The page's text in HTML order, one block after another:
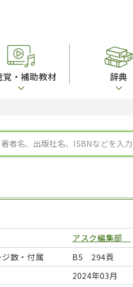
向け
・聴解
作
語能力試験対策
日
定
覚・補助教材
・子ども向け補助
辞典
イン語辞典
トガル語辞典
ロ
・用字用語辞典 比
意味
言
の諸相
ア
アスク編集部
数・付属
B5 294頁
2024年03月